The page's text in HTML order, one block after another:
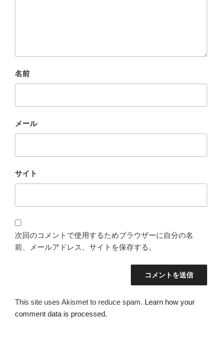
名前
メール
サイト
次回のコメントで使用するためブラウザーに自分の名
前、メールアドレス、サイトを保存する。
This site uses Akismet to reduce spam. Learn how your
comment data is processed.